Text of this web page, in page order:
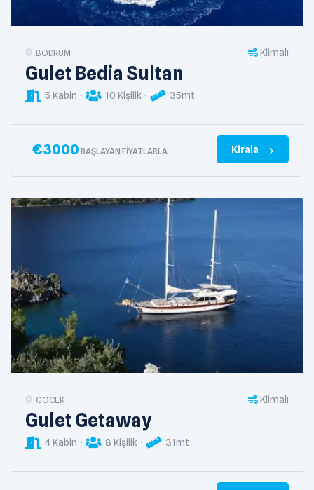
BODRUM Klimalı
Gulet Bedia Sultan
5 Kabin 10 Kişilik 35mt
€3000 BAŞLAYAN FIYATLARLA Kirala
GOCEK Klimalı
Gulet Getaway
4 Kabin 8 Kişilik 31mt